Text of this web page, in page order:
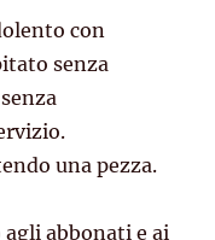
con
senza
una pezza.
agli abbonati e ai